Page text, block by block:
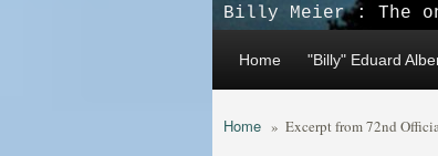
Billy Meier : The
Home "Billy" Eduard
Home » Excerpt from 72nd